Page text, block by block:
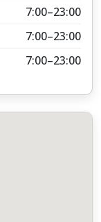
7:00–23:00
7:00–23:00
7:00–23:00